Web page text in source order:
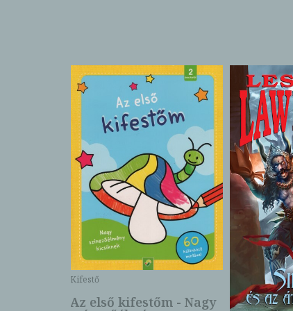
Kifestő
Az első kifestőm - Nagy